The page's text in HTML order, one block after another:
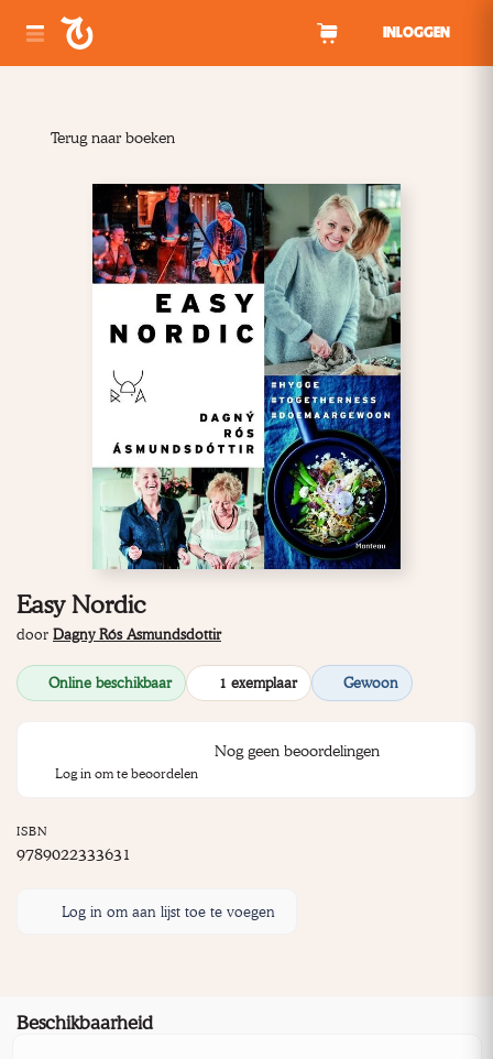
INLOGGEN
Terug naar boeken
Easy Nordic
door Dagny Rós Asmundsdottir
Online beschikbaar 1 exemplaar Gewoon
Nog geen beoordelingen
Log in om te beoordelen
ISBN
9789022333631
Log in om aan lijst toe te voegen
Beschikbaarheid